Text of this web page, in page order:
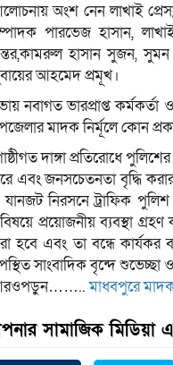
অংশ নেন লাখাই
পারভেজ হাসান,
হাসান সুজন,
আহমেদ প্রমূখ।
নবাগত ভারপ্রাপ্ত
মাদক নির্মূলে কোন
দাঙ্গা প্রতিরোধে
এবং জনসচেতনতা বৃদ্ধি করার
নিরসনে ট্রাফিক
প্রয়োজনীয় ব্যবস্থা
হবে এবং তা বন্ধে কার্যকর
সাংবাদিক বৃন্দে শুভেচ্ছা
মাধবপুরে
সামাজিক